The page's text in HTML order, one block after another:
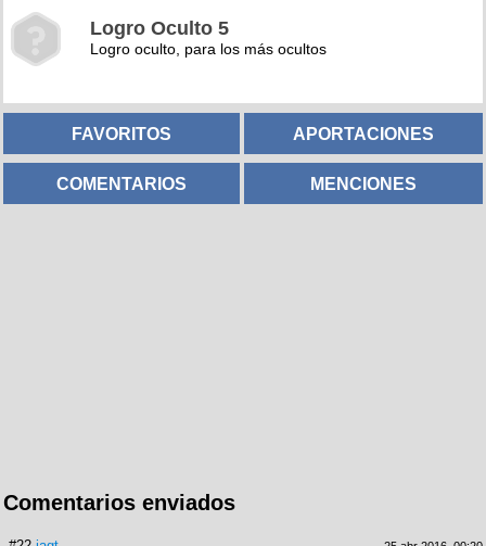
Logro Oculto 5
Logro oculto, para los más ocultos
FAVORITOS APORTACIONES
COMENTARIOS MENCIONES
Comentarios enviados